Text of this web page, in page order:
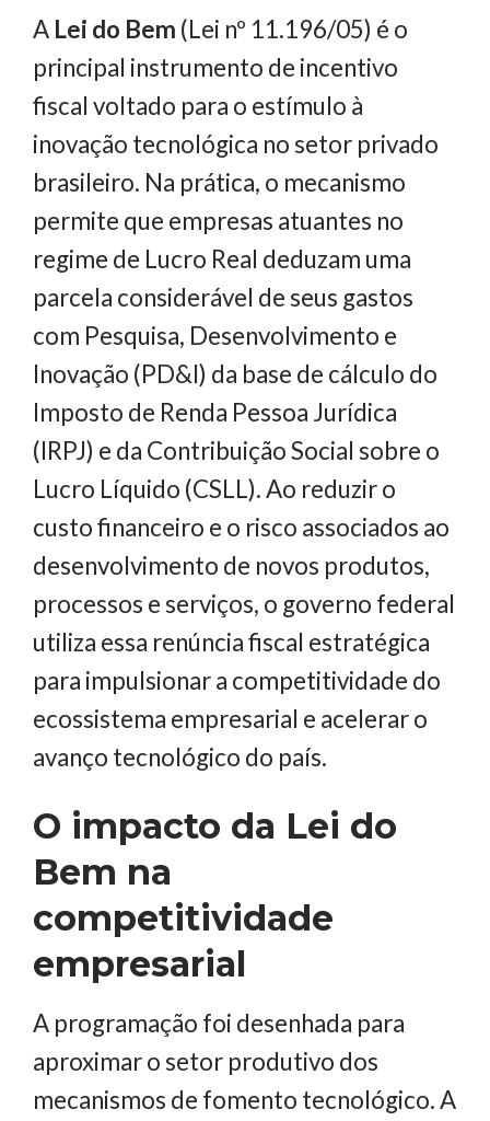
A Lei do Bem (Lei nº 11.196/05) é o
principal instrumento de incentivo
fiscal voltado para o estímulo à
inovação tecnológica no setor privado
brasileiro. Na prática, o mecanismo
permite que empresas atuantes no
regime de Lucro Real deduzam uma
parcela considerável de seus gastos
com Pesquisa, Desenvolvimento e
Inovação (PD&I) da base de cálculo do
Imposto de Renda Pessoa Jurídica
(IRPJ) e da Contribuição Social sobre o
Lucro Líquido (CSLL). Ao reduzir o
custo financeiro e o risco associados ao
desenvolvimento de novos produtos,
processos e serviços, o governo federal
utiliza essa renúncia fiscal estratégica
para impulsionar a competitividade do
ecossistema empresarial e acelerar o
avanço tecnológico do país.
O impacto da Lei do
Bem na
competitividade
empresarial
A programação foi desenhada para
aproximar o setor produtivo dos
mecanismos de fomento tecnológico. A